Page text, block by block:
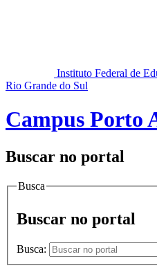
Instituto Federal de
Rio Grande do Sul
Campus Porto
Buscar no portal
Busca
Buscar no portal
Busca: